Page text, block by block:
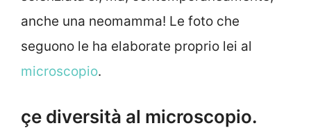
anche una neomamma! Le foto che
seguono le ha elaborate proprio lei al
microscopio.
çe diversità al microscopio.